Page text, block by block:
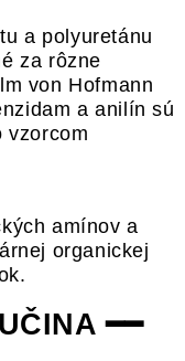
a polyuretánu
za rôzne
von Hofmann
a anilín sú
vzorcom
amínov a
organickej
━━